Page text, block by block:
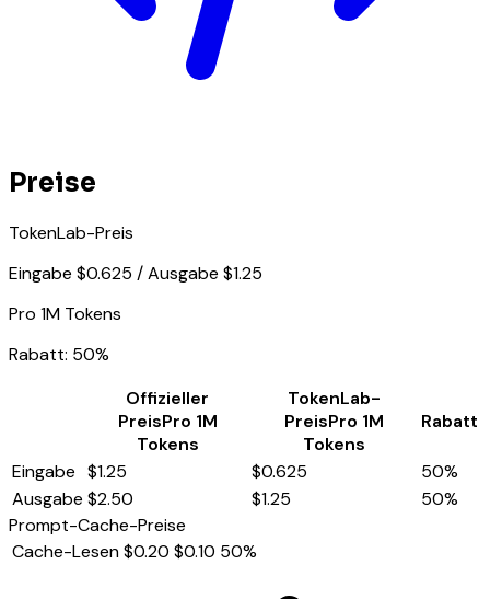
Preise
TokenLab-Preis
Eingabe $0.625 / Ausgabe $1.25
Pro 1M Tokens
Rabatt: 50%
Offizieller
PreisPro 1M
Tokens
TokenLab-
PreisPro 1M
Tokens
Rabatt
Eingabe $1.25 $0.625
50%
Ausgabe $2.50 $1.25
50%
Prompt-Cache-Preise
Cache-Lesen$0.20 $0.10 50%